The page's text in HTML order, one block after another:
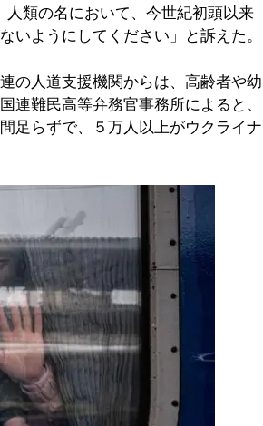
類の名において、今世紀初頭以来
いようにしてください」と訴えた。
の人道支援機関からは、高齢者や幼
連難民高等弁務官事務所によると、
足らずで、５万人以上がウクライナ